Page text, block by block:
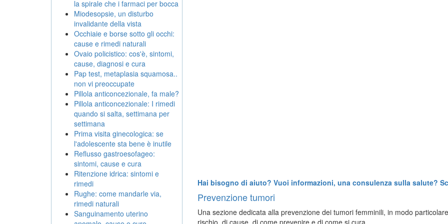
Hai bisogno di aiuto? Vuoi informazioni, una consulenza sulla salute?
Prevenzione tumori
Una sezione dedicata alla prevenzione dei tumori femminili, in modo
rischio, di cause, di come prevenire e di come si cura.
la spirale che i farmaci per bocca
Miodesopsie, un disturbo
invalidante della vista
Occhiaie e borse sotto gli occhi:
cause e rimedi naturali
Ovaio policistico: cos'è, sintomi,
cause, diagnosi e cura
Pap test, metaplasia squamosa..
non vi preoccupate
Pillola anticoncezionale, fa male?
Pillola anticoncezionale: I rimedi
quando si salta, settimana per
settimana
Prima visita ginecologica: se
l'adolescente sta bene è inutile
Reflusso gastroesofageo:
sintomi, cause e cura
Ritenzione idrica: sintomi e
rimedi
Rughe: come mandarle via,
rimedi naturali
Sanguinamento uterino